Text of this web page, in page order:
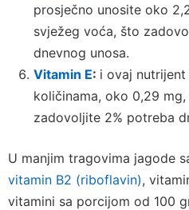
prosječno unosite oko
svježeg voća, što
dnevnog unosa.
Vitamin E: i ovaj
količinama, oko 0,29
zadovoljite 2% potreba
U manjim tragovima jagode
vitamin B2 (riboflavin),
vitamini sa porcijom od 100